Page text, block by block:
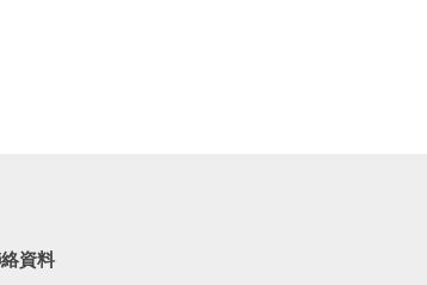
資料